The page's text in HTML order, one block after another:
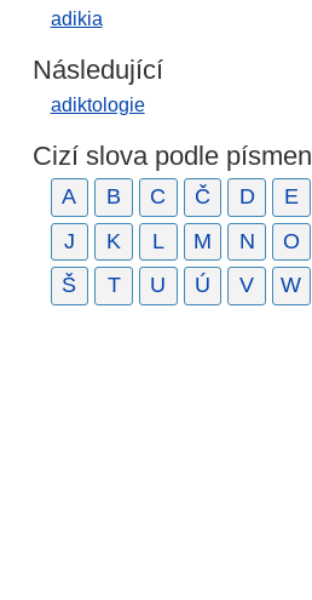
adikia
Následující
adiktologie
Cizí slova podle písmen
A B C Č D E
J
K L M N O
Š
T U Ú V W